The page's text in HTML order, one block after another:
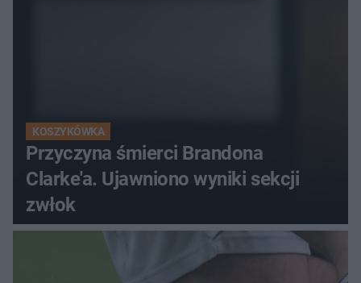
KOSZYKÓWKA
Przyczyna śmierci Brandona
Clarke'a. Ujawniono wyniki sekcji
zwłok